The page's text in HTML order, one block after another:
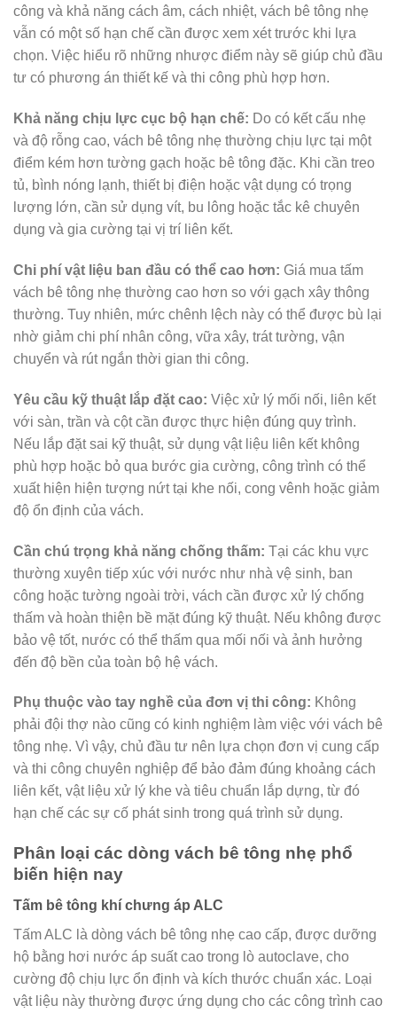
công và khả năng cách âm, cách nhiệt, vách bê tông nhẹ
vẫn có một số hạn chế cần được xem xét trước khi lựa
chọn. Việc hiểu rõ những nhược điểm này sẽ giúp chủ đầu
tư có phương án thiết kế và thi công phù hợp hơn.
Khả năng chịu lực cục bộ hạn chế: Do có kết cấu nhẹ
và độ rỗng cao, vách bê tông nhẹ thường chịu lực tại một
điểm kém hơn tường gạch hoặc bê tông đặc. Khi cần treo
tủ, bình nóng lạnh, thiết bị điện hoặc vật dụng có trọng
lượng lớn, cần sử dụng vít, bu lông hoặc tắc kê chuyên
dụng và gia cường tại vị trí liên kết.
Chi phí vật liệu ban đầu có thể cao hơn: Giá mua tấm
vách bê tông nhẹ thường cao hơn so với gạch xây thông
thường. Tuy nhiên, mức chênh lệch này có thể được bù lại
nhờ giảm chi phí nhân công, vữa xây, trát tường, vận
chuyển và rút ngắn thời gian thi công.
Yêu cầu kỹ thuật lắp đặt cao: Việc xử lý mối nối, liên kết
với sàn, trần và cột cần được thực hiện đúng quy trình.
Nếu lắp đặt sai kỹ thuật, sử dụng vật liệu liên kết không
phù hợp hoặc bỏ qua bước gia cường, công trình có thể
xuất hiện hiện tượng nứt tại khe nối, cong vênh hoặc giảm
độ ổn định của vách.
Cần chú trọng khả năng chống thấm: Tại các khu vực
thường xuyên tiếp xúc với nước như nhà vệ sinh, ban
công hoặc tường ngoài trời, vách cần được xử lý chống
thấm và hoàn thiện bề mặt đúng kỹ thuật. Nếu không được
bảo vệ tốt, nước có thể thấm qua mối nối và ảnh hưởng
đến độ bền của toàn bộ hệ vách.
Phụ thuộc vào tay nghề của đơn vị thi công: Không
phải đội thợ nào cũng có kinh nghiệm làm việc với vách bê
tông nhẹ. Vì vậy, chủ đầu tư nên lựa chọn đơn vị cung cấp
và thi công chuyên nghiệp để bảo đảm đúng khoảng cách
liên kết, vật liệu xử lý khe và tiêu chuẩn lắp dựng, từ đó
hạn chế các sự cố phát sinh trong quá trình sử dụng.
Phân loại các dòng vách bê tông nhẹ phổ
biến hiện nay
Tấm bê tông khí chưng áp ALC
Tấm ALC là dòng vách bê tông nhẹ cao cấp, được dưỡng
hộ bằng hơi nước áp suất cao trong lò autoclave, cho
cường độ chịu lực ổn định và kích thước chuẩn xác. Loại
vật liệu này thường được ứng dụng cho các công trình cao